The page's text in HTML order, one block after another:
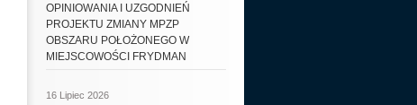
OPINIOWANIA I UZGODNIEŃ
PROJEKTU ZMIANY MPZP
OBSZARU POŁOŻONEGO W
MIEJSCOWOŚCI FRYDMAN
16 Lipiec 2026